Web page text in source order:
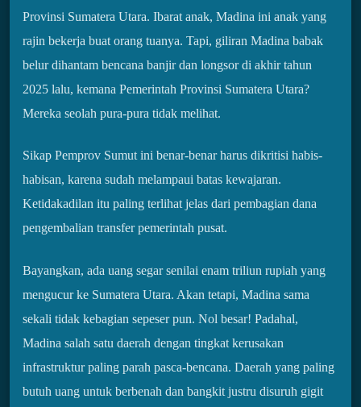
Provinsi Sumatera Utara. Ibarat anak, Madina ini anak yang
rajin bekerja buat orang tuanya. Tapi, giliran Madina babak
belur dihantam bencana banjir dan longsor di akhir tahun
2025 lalu, kemana Pemerintah Provinsi Sumatera Utara?
Mereka seolah pura-pura tidak melihat.
Sikap Pemprov Sumut ini benar-benar harus dikritisi habis-
habisan, karena sudah melampaui batas kewajaran.
Ketidakadilan itu paling terlihat jelas dari pembagian dana
pengembalian transfer pemerintah pusat.
Bayangkan, ada uang segar senilai enam triliun rupiah yang
mengucur ke Sumatera Utara. Akan tetapi, Madina sama
sekali tidak kebagian sepeser pun. Nol besar! Padahal,
Madina salah satu daerah dengan tingkat kerusakan
infrastruktur paling parah pasca-bencana. Daerah yang paling
butuh uang untuk berbenah dan bangkit justru disuruh gigit